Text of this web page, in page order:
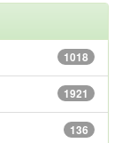
1018
1921
136